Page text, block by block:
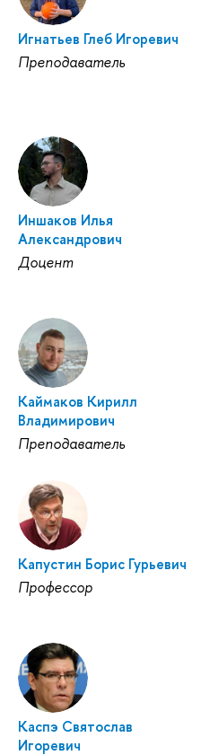
Игнатьев Глеб Игоревич
Преподаватель
Иншаков Илья
Александрович
Доцент
Каймаков Кирилл
Владимирович
Преподаватель
Капустин Борис Гурьевич
Профессор
Каспэ Святослав
Игоревич